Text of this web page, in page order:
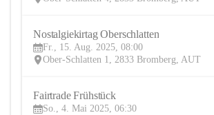
Nostalgiekirtag Oberschlatten
Fr., 15. Aug. 2025, 08:00
Ober-Schlatten 1, 2833 Bromberg, AUT
Fairtrade Frühstück
So., 4. Mai 2025, 06:30